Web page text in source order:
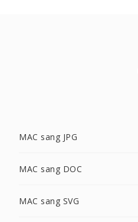
MAC sang JPG
MAC sang DOC
MAC sang SVG